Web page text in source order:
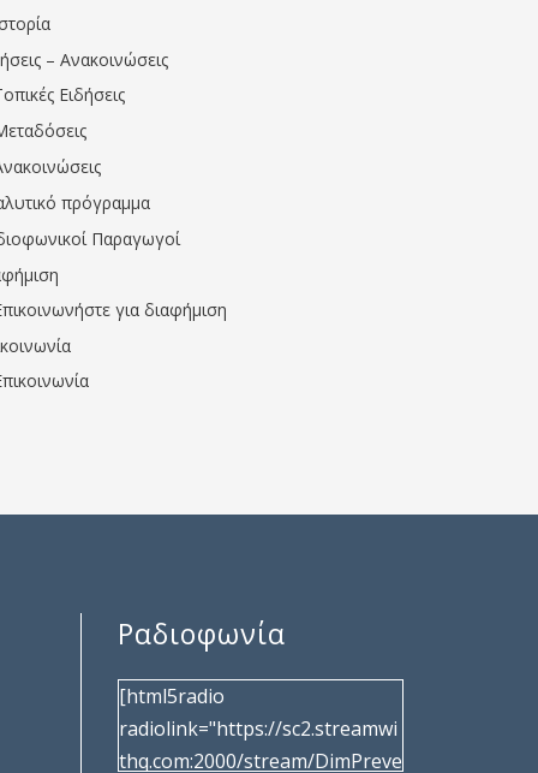
– Ανακοινώσεις
Ειδήσεις
πρόγραμμα
Παραγωγοί
για διαφήμιση
Ραδιοφωνία
[html5radio
radiolink="https://sc2.streamwi
thq.com:2000/stream/DimPreve